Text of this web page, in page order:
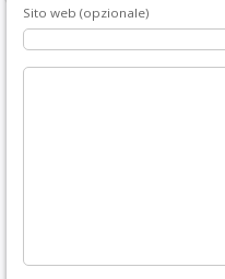
Sito web (opzionale)